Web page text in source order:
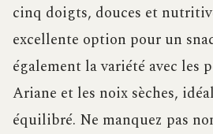
cinq doigts, douces et
excellente option pour un
également la variété avec les
Ariane et les noix sèches,
équilibré. Ne manquez pas